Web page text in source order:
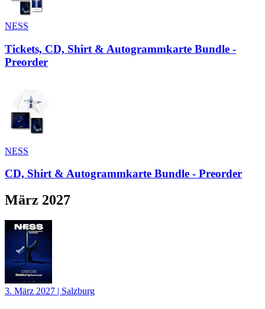
NESS
Tickets, CD, Shirt & Autogrammkarte Bundle -
Preorder
NESS
CD, Shirt & Autogrammkarte Bundle - Preorder
März 2027
3. März 2027 | Salzburg